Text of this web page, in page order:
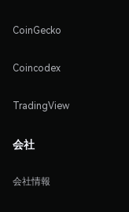
CoinGecko
Coincodex
TradingView
会社
会社情報